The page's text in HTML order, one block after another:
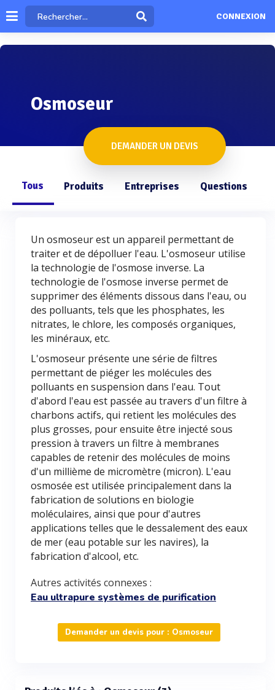
CONNEXION
Osmoseur
DEMANDER UN DEVIS
Tous Produits Entreprises Questions
Un osmoseur est un appareil permettant de
traiter et de dépolluer l'eau. L'osmoseur utilise
la technologie de l'osmose inverse. La
technologie de l'osmose inverse permet de
supprimer des éléments dissous dans l'eau, ou
des polluants, tels que les phosphates, les
nitrates, le chlore, les composés organiques,
les minéraux, etc.
L'osmoseur présente une série de filtres
permettant de piéger les molécules des
polluants en suspension dans l'eau. Tout
d'abord l'eau est passée au travers d'un filtre à
charbons actifs, qui retient les molécules des
plus grosses, pour ensuite être injecté sous
pression à travers un filtre à membranes
capables de retenir des molécules de moins
d'un millième de micromètre (micron). L'eau
osmosée est utilisée principalement dans la
fabrication de solutions en biologie
moléculaires, ainsi que pour d'autres
applications telles que le dessalement des eaux
de mer (eau potable sur les navires), la
fabrication d'alcool, etc.
Autres activités connexes :
Eau ultrapure systèmes de purification
Demander un devis pour : Osmoseur